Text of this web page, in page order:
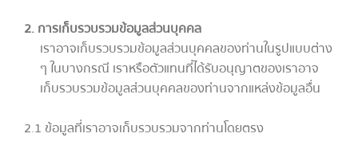
2. การเก็บรวบรวมข้อมูลส่วนบุคคล
เราอาจเก็บรวบรวมข้อมูลส่วนบุคคลของท่านในรูปแบบต่าง
ๆ ในบางกรณี เราหรือตัวแทนที่ได้รับอนุญาตของเราอาจ
เก็บรวบรวมข้อมูลส่วนบุคคลของท่านจากแหล่งข้อมูลอื่น
2.1 ข้อมูลที่เราอาจเก็บรวบรวมจากท่านโดยตรง